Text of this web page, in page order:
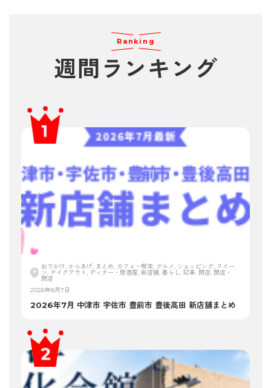
Ranking
週間ランキング
おでかけ, からあげ, まとめ, カフェ・喫茶, グルメ, ショッピング, スイー
ツ, テイクアウト, ディナー・居酒屋, 新店舗, 暮らし, 記事, 閉店, 開店・
閉店
2026年8月7日
2026年7月 中津市 宇佐市 豊前市 豊後高田 新店舗まとめ